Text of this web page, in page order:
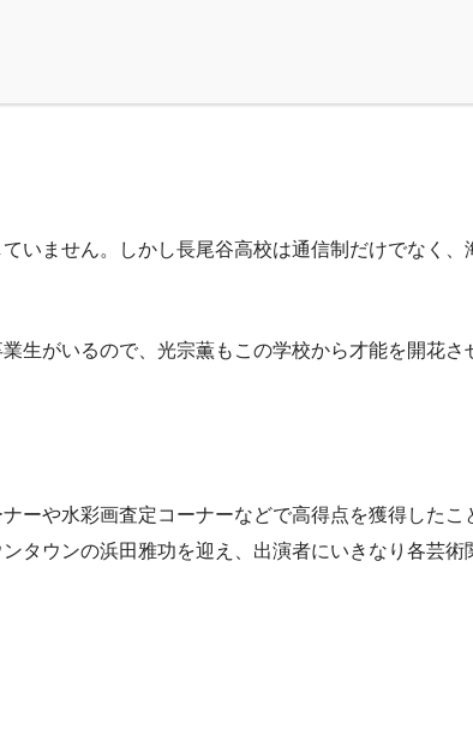
いません。しかし長尾谷高校は通信制だけでなく
生がいるので、光宗薫もこの学校から才能を開花さ
ーや水彩画査定コーナーなどで高得点を獲得した
タウンの浜田雅功を迎え、出演者にいきなり各芸